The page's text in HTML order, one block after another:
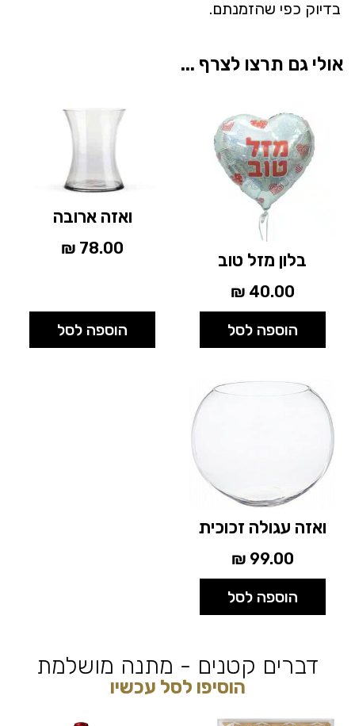
בדיוק כפי שהזמנתם.
אולי גם תרצו לצרף ...
בלון מזל טוב
40.00
₪
הוספה לסל
ואזה ארובה
78.00
₪
הוספה לסל
ואזה עגולה זכוכית
99.00
₪
הוספה לסל
דברים קטנים - מתנה מושלמת
הוסיפו לסל עכשיו